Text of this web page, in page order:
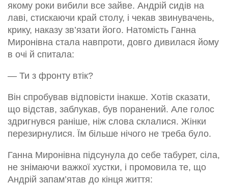
якому роки вибили все зайве. Андрій сидів на
лаві, стискаючи край столу, і чекав звинувачень,
крику, наказу зв’язати його. Натомість Ганна
Миронівна стала навпроти, довго дивилася йому
в очі й спитала:
— Ти з фронту втік?
Він спробував відповісти інакше. Хотів сказати,
що відстав, заблукав, був поранений. Але голос
здригнувся раніше, ніж слова склалися. Жінки
перезирнулися. Їм більше нічого не треба було.
Ганна Миронівна підсунула до себе табурет, сіла,
не знімаючи важкої хустки, і промовила те, що
Андрій запам’ятав до кінця життя: